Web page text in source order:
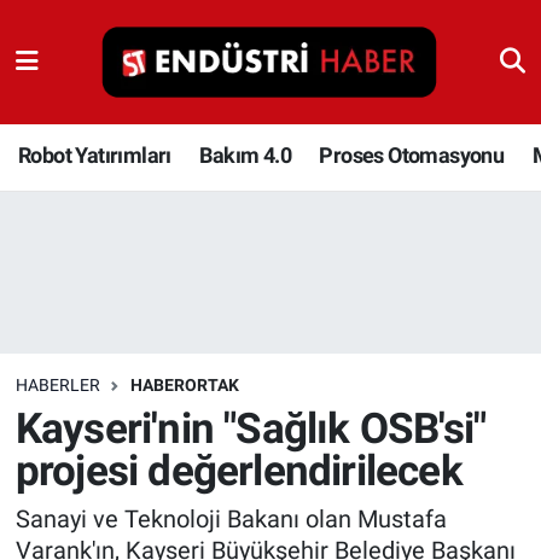
Robot Yatırımları Bakım 4.0 Proses Otomasyonu
HABERLER HABERORTAK
Kayseri'nin "Sağlık OSB'si"
projesi değerlendirilecek
Sanayi ve Teknoloji Bakanı olan Mustafa
Varank'ın, Kayseri Büyükşehir Belediye Başkanı
Robot Yatırımları
Bakım 4.0
İnşaat ve Malzeme
HaberOrtak